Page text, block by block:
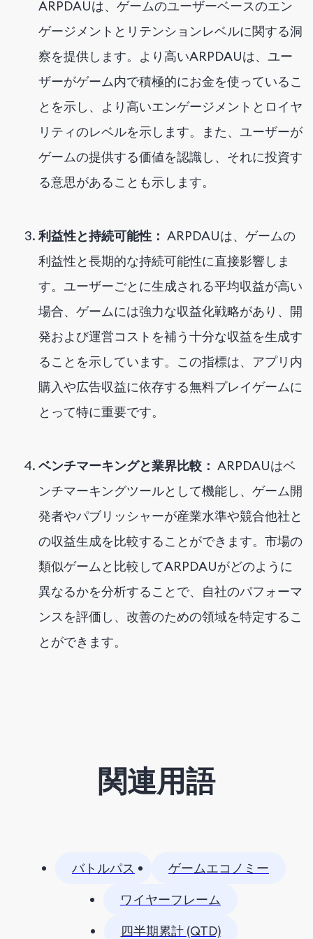
ARPDAUは、ゲームのユーザーベースのエン
ゲージメントとリテンションレベルに関する洞
察を提供します。より高いARPDAUは、ユー
ザーがゲーム内で積極的にお金を使っているこ
とを示し、より高いエンゲージメントとロイヤ
リティのレベルを示します。また、ユーザーが
ゲームの提供する価値を認識し、それに投資す
る意思があることも示します。
利益性と持続可能性： ARPDAUは、ゲームの
利益性と長期的な持続可能性に直接影響しま
す。ユーザーごとに生成される平均収益が高い
場合、ゲームには強力な収益化戦略があり、開
発および運営コストを補う十分な収益を生成す
ることを示しています。この指標は、アプリ内
購入や広告収益に依存する無料プレイゲームに
とって特に重要です。
ベンチマーキングと業界比較： ARPDAUはベ
ンチマーキングツールとして機能し、ゲーム開
発者やパブリッシャーが産業水準や競合他社と
の収益生成を比較することができます。市場の
類似ゲームと比較してARPDAUがどのように
異なるかを分析することで、自社のパフォーマ
ンスを評価し、改善のための領域を特定するこ
とができます。
関連用語
バトルパス
ゲームエコノミー
ワイヤーフレーム
四半期累計 (QTD)